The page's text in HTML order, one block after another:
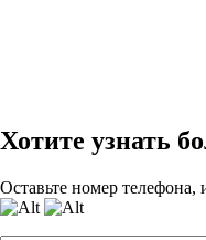
Хотите узнать
Оставьте номер